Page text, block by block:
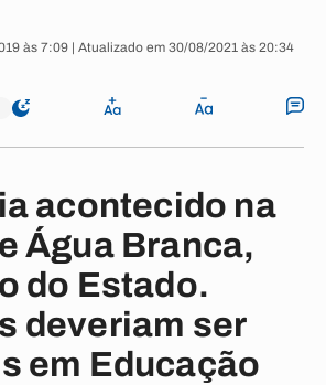
às 7:09 | Atualizado em 30/08/2021 às 20:34
acontecido na
Água Branca,
do Estado.
deveriam ser
em Educação